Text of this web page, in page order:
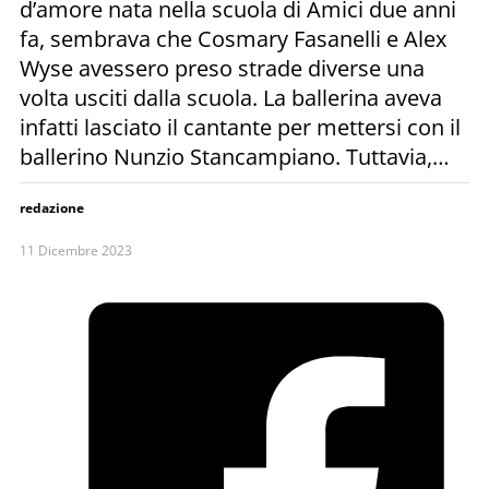
d’amore nata nella scuola di Amici due anni
fa, sembrava che Cosmary Fasanelli e Alex
Wyse avessero preso strade diverse una
volta usciti dalla scuola. La ballerina aveva
infatti lasciato il cantante per mettersi con il
ballerino Nunzio Stancampiano. Tuttavia,…
redazione
11 Dicembre 2023